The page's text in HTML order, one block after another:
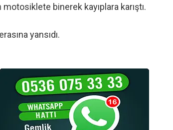
binerek kayıplara karıştı.
yansıdı.